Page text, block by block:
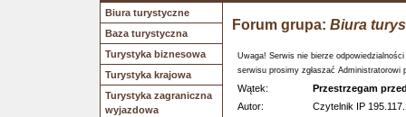
Biura turystyczne
Baza turystyczna
Turystyka biznesowa
Turystyka krajowa
Turystyka zagraniczna
wyjazdowa
Forum grupa: Biura
Uwaga! Serwis nie bierze
serwisu prosimy zgłaszać Administratorowi
Wątek:
Przestrzegam
Autor:
Czytelnik IP